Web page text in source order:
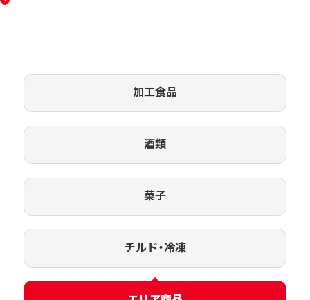
加工食品
酒類
菓子
チルド・冷凍